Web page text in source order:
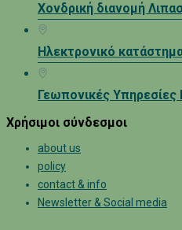
Χονδρική διανομή
Ηλεκτρονικό κατάστημα
Γεωπονικές Υπηρεσίες
Χρήσιμοι σύνδεσμοι
about us
policy
contact & info
Newsletter & Social media